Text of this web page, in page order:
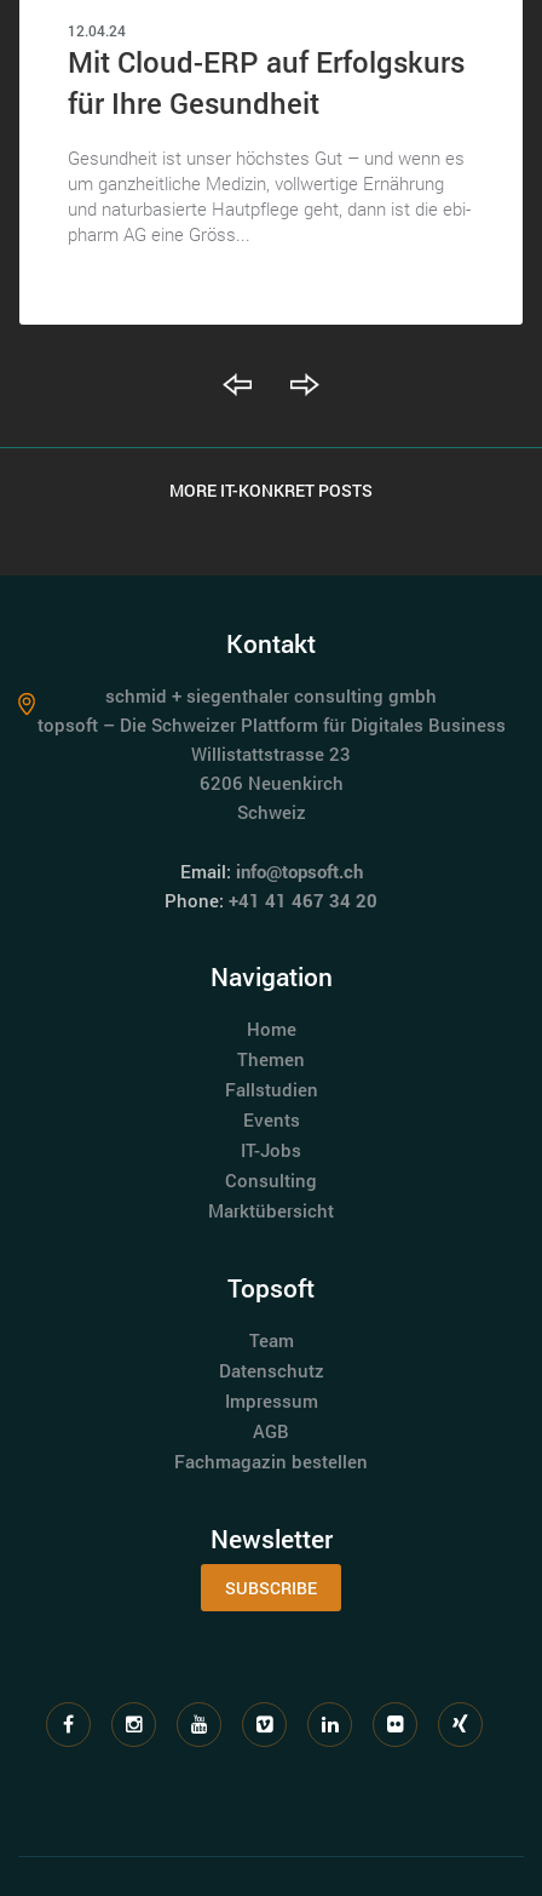
12.04.24
Mit Cloud-ERP auf Erfolgskurs
für Ihre Gesundheit
Gesundheit ist unser höchstes Gut – und wenn es
um ganzheitliche Medizin, vollwertige Ernährung
und naturbasierte Hautpflege geht, dann ist die ebi-
pharm AG eine Gröss...
MORE IT-KONKRET POSTS
Kontakt
schmid + siegenthaler consulting gmbh
topsoft – Die Schweizer Plattform für Digitales Business
Willistattstrasse 23
6206 Neuenkirch
Schweiz
Email: info@topsoft.ch
Phone: +41 41 467 34 20
Navigation
Home
Themen
Fallstudien
Events
IT-Jobs
Consulting
Marktübersicht
Topsoft
Team
Datenschutz
Impressum
AGB
Fachmagazin bestellen
Newsletter
SUBSCRIBE